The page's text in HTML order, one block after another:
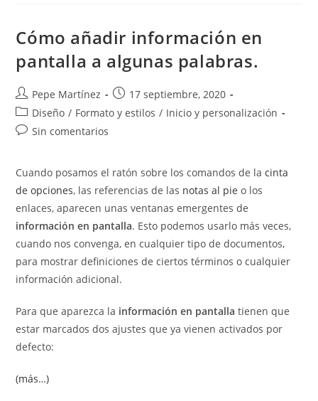
AutoTextList
Cómo añadir información en
pantalla a algunas palabras.
Autor
de
la
entrada:
Pepe Martínez
Publicación
de
la
17 septiembre, 2020
Categoría
de
Diseño / Formato y estilos / Inicio y personalización
Comentarios
entrada:
Sin comentarios
Cuando posamos el ratón sobre los comandos de lacinta
de opciones, las referencias de las notas al pie o los
enlaces, aparecen unas ventanas emergentes de
información en pantalla. Esto podemos usarlo más veces,
cuando nos convenga, en cualquier tipo de documentos,
para mostrar definiciones de ciertos términos o cualquier
información adicional.
Para que aparezca la información en pantalla tienen que
estar marcados dos ajustes que ya vienen activados por
defecto:
(más…)